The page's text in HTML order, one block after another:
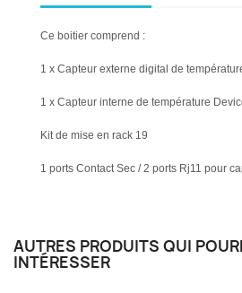
Ce boitier comprend :
1 x Capteur externe digital de
1 x Capteur interne de température
Kit de mise en rack 19
1 ports Contact Sec / 2 ports Rj11 pour
AUTRES PRODUITS QUI
INTÉRESSER